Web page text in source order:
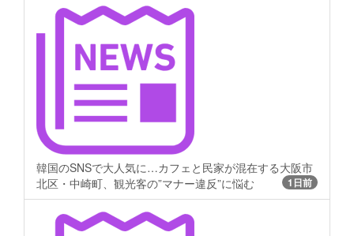
韓国のSNSで大人気に…カフェと民家が混在する大阪市
北区・中崎町、観光客の”マナー違反”に悩む
1日前